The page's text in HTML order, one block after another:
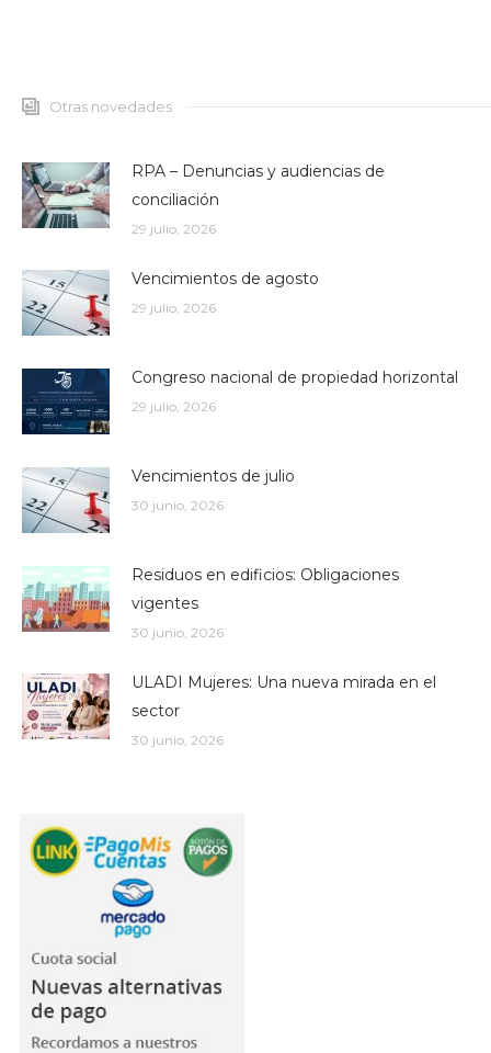
Otras novedades
RPA – Denuncias y audiencias de
conciliación
29 julio, 2026
Vencimientos de agosto
29 julio, 2026
Congreso nacional de propiedad horizontal
29 julio, 2026
Vencimientos de julio
30 junio, 2026
Residuos en edificios: Obligaciones
vigentes
30 junio, 2026
ULADI Mujeres: Una nueva mirada en el
sector
30 junio, 2026